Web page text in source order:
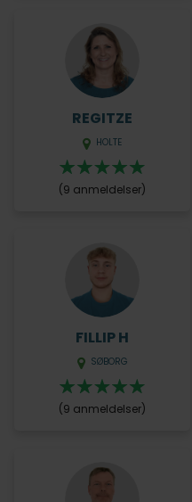
REGITZE
HOLTE
(9 anmeldelser)
FILLIP H
SØBORG
(9 anmeldelser)